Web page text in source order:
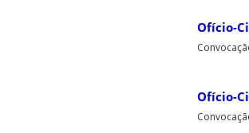
Ofício-
Ofício-